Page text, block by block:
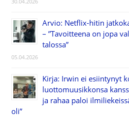
Arvio: Netflix-hitin
– ”Tavoitteena on jopa
talossa”
05.04.2026
Kirja: Irwin ei esiintynyt
luottomuusikkonsa
ja rahaa paloi
oli”